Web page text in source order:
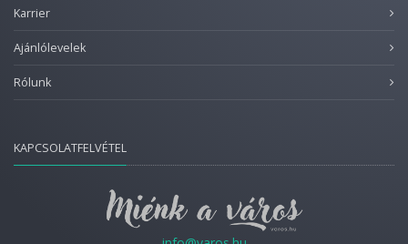
Karrier
Ajánlólevelek
Rólunk
KAPCSOLATFELVÉTEL